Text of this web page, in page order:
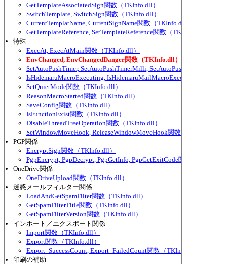
GetTemplateAssociatedSign関数（TKInfo.dll）
SwitchTemplate, SwitchSign関数（TKInfo.dll）
CurrentTemplatName, CurrentSignName関数（TKInfo.dll）
GetTemplateReference, SetTemplateReference関数（TKInfo.dll）
特殊
ExecAt, ExecAtMain関数（TKInfo.dll）
EnvChanged, EnvChangedDanger関数（TKInfo.dll）
SetAutoPushTimer, SetAutoPushTimerMilli, SetAutoPushTimerEver,
IsHidemaruMacroExecuting, IsHidemaruMailMacroExecuting関数（
SetQuietMode関数（TKInfo.dll）
ReasonMacroStarted関数（TKInfo.dll）
SaveConfig関数（TKInfo.dll）
IsFunctionExist関数（TKInfo.dll）
DisableThreadTreeOperation関数（TKInfo.dll）
SetWindowMoveHook, ReleaseWindowMoveHook関数（TKInfo.dll）
PGP関係
EncryptSign関数（TKInfo.dll）
PgpEncrypt, PgpDecrypt, PgpGetInfo, PgpGetExitCode関数（
OneDrive関係
OneDriveUpload関数（TKInfo.dll）
迷惑メールフィルター関係
LoadAndGetSpamFilter関数（TKInfo.dll）
GetSpamFilterTitle関数（TKInfo.dll）
GetSpamFilterVersion関数（TKInfo.dll）
インポート／エクスポート関係
Import関数（TKInfo.dll）
Export関数（TKInfo.dll）
Export_SuccessCount, Export_FailedCount関数（TKInfo.dll）
印刷の補助